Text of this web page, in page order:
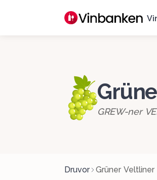
GREW-ner
Druvor Grüner Veltliner